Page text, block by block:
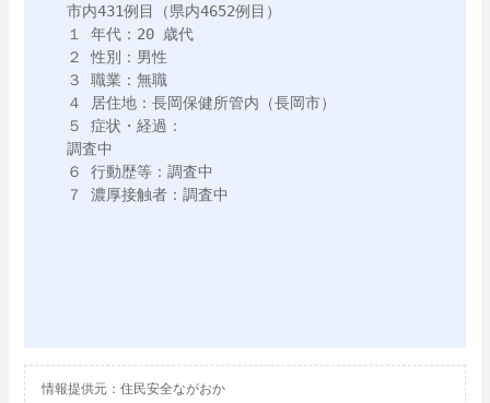
市内431例目（県内4652例目）
１ 年代：20 歳代
２ 性別：男性
３ 職業：無職
４ 居住地：長岡保健所管内（長岡市）
５ 症状・経過：
調査中
６ 行動歴等：調査中
７ 濃厚接触者：調査中
情報提供元：住民安全ながおか